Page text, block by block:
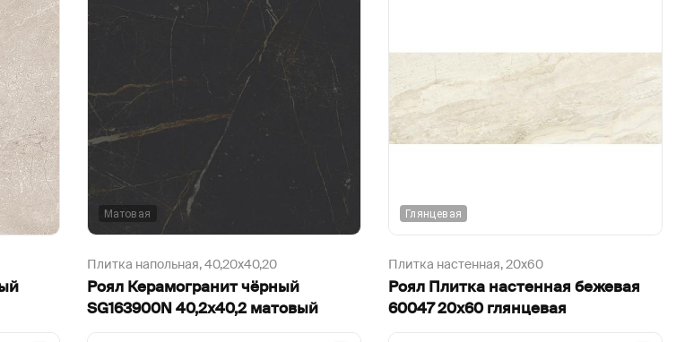
Матовая
Плитка напольная,40,20х40,20
Роял Керамогранит чёрный
SG163900N 40,2х40,2 матовый
Глянцевая
Плитка настенная,20х60
Роял Плитка настенная бежевая
60047 20х60 глянцевая